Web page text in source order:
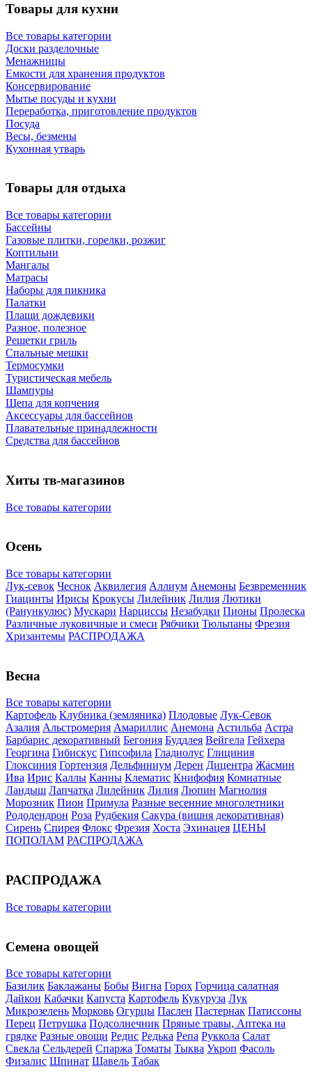
Товары для кухни
Все товары категории
Доски разделочные
Менажницы
Емкости для хранения продуктов
Консервирование
Мытье посуды и кухни
Переработка, приготовление продуктов
Посуда
Весы, безмены
Кухонная утварь
Товары для отдыха
Все товары категории
Бассейны
Газовые плитки, горелки, розжиг
Коптильни
Мангалы
Матрасы
Наборы для пикника
Палатки
Плащи дождевики
Разное, полезное
Решетки гриль
Спальные мешки
Термосумки
Туристическая мебель
Шампуры
Щепа для копчения
Аксессуары для бассейнов
Плавательные принадлежности
Средства для бассейнов
Хиты тв-магазинов
Все товары категории
Осень
Все товары категории
Лук-севок Чеснок Аквилегия Аллиум Анемоны Безвременник
Гиацинты Ирисы Крокусы Лилейник Лилия Лютики
(Ранункулюс) Мускари Нарцисcы Незабудки Пионы Пролеска
Различные луковичные и смеси Рябчики Тюльпаны Фрезия
Хризантемы РАСПРОДАЖА
Весна
Все товары категории
Картофель Клубника (земляника) Плодовые Лук-Севок
Азалия Альстромерия Амариллис Анемона Астильба Астра
Барбарис декоративный Бегония Буддлея Вейгела Гейхера
Георгина Гибискус Гипсофила Гладиолус Глициния
Глоксиния Гортензия Дельфиниум Дерен Дицентра Жасмин
Ива Ирис Каллы Канны Клематис Книфофия Комнатные
Ландыш Лапчатка Лилейник Лилия Люпин Магнолия
Морозник Пион Примула Разные весенние многолетники
Рододендрон Роза Рудбекия Сакура (вишня декоративная)
Сирень Спирея Флокс Фрезия Хоста Эхинацея ЦЕНЫ
ПОПОЛАМ РАСПРОДАЖА
РАСПРОДАЖА
Все товары категории
Семена овощей
Все товары категории
Базилик Баклажаны Бобы Вигна Горох Горчица салатная
Дайкон Кабачки Капуста Картофель Кукуруза Лук
Микрозелень Морковь Огурцы Паслен Пастернак Патиссоны
Перец Петрушка Подсолнечник Пряные травы, Аптека на
грядке Разные овощи Редис Редька Репа Руккола Салат
Свекла Сельдерей Спаржа Томаты Тыква Укроп Фасоль
Физалис Шпинат Щавель Табак